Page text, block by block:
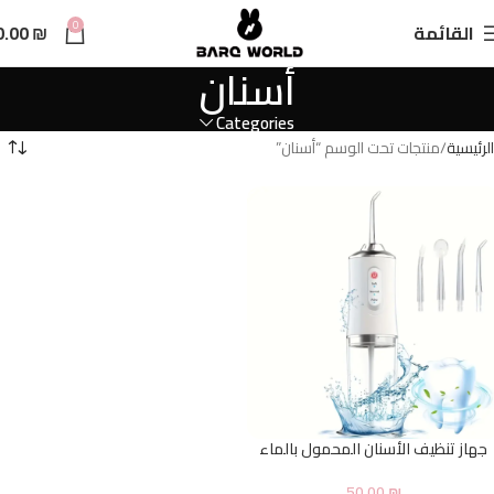
القائمة 0
₪
أسنان
Categories
الرئيسية منتجات تحت الوسم “أسنان”
جهاز تنظيف الأسنان المحمول بالماء